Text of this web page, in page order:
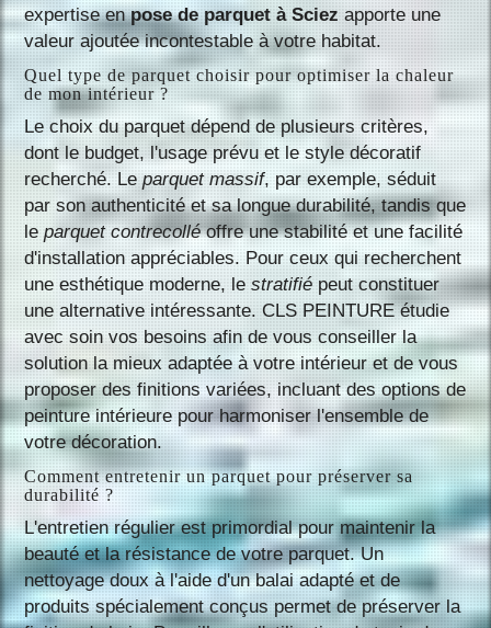
expertise enpose de parquet à Sciez apporte une
valeur ajoutée incontestable à votre habitat.
Quel type de parquet choisir pour optimiser la chaleur
de mon intérieur ?
Le choix du parquet dépend de plusieurs critères,
dont le budget, l'usage prévu et le style décoratif
recherché. Leparquet massif, par exemple, séduit
par son authenticité et sa longue durabilité, tandis que
leparquet contrecolléoffre une stabilité et une facilité
d'installation appréciables. Pour ceux qui recherchent
une esthétique moderne, lestratifié peut constituer
une alternative intéressante. CLS PEINTURE étudie
avec soin vos besoins afin de vous conseiller la
solution la mieux adaptée à votre intérieur et de vous
proposer des finitions variées, incluant des options de
peinture intérieure pour harmoniser l'ensemble de
votre décoration.
Comment entretenir un parquet pour préserver sa
durabilité ?
L'entretien régulier est primordial pour maintenir la
beauté et la résistance de votre parquet. Un
nettoyage doux à l'aide d'un balai adapté et de
produits spécialement conçus permet de préserver la